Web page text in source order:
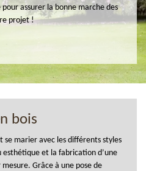
assurer la bonne marche des
projet !
bois
se marier avec les différents styles
et la fabrication d’une
Grâce à une pose de